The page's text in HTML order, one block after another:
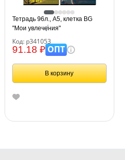
Тетрадь 96л., А5, клетка BG
"Мои увлечения"
Код: р341053
91.18 ₽ОПТ
В корзину